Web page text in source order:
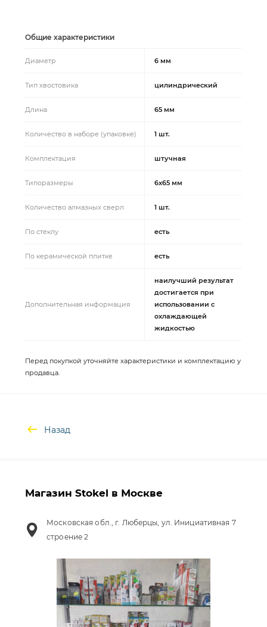
Общие характеристики
Диаметр 6 мм
Тип хвостовика цилиндрический
Длина 65 мм
Количество в наборе (упаковке) 1 шт.
Комплектация штучная
Типоразмеры 6x65 мм
Количество алмазных сверл 1 шт.
По стеклу есть
По керамической плитке есть
Дополнительная информация
наилучший результат
достигается при
использовании с
охлаждающей
жидкостью
Перед покупкой уточняйте характеристики и комплектацию у
продавца.
Назад
Магазин Stokel в Москве
Московская обл., г. Люберцы, ул. Инициативная 7
строение 2